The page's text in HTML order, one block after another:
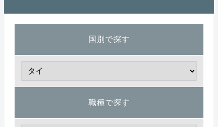
国別で探す
職種で探す